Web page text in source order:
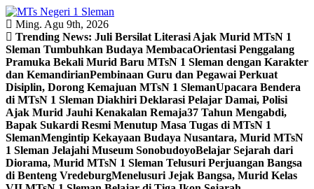
Skip
to
content
Ming. Agu 9th, 2026
Trending News: Juli Bersilat Literasi Ajak Murid MTsN 1
Sleman Tumbuhkan Budaya MembacaOrientasi Penggalang
Pramuka Bekali Murid Baru MTsN 1 Sleman dengan Karakter
dan KemandirianPembinaan Guru dan Pegawai Perkuat
Disiplin, Dorong Kemajuan MTsN 1 SlemanUpacara Bendera
di MTsN 1 Sleman Diakhiri Deklarasi Pelajar Damai, Polisi
Ajak Murid Jauhi Kenakalan Remaja37 Tahun Mengabdi,
Bapak Sukardi Resmi Menutup Masa Tugas di MTsN 1
SlemanMengintip Kekayaan Budaya Nusantara, Murid MTsN
1 Sleman Jelajahi Museum SonobudoyoBelajar Sejarah dari
Diorama, Murid MTsN 1 Sleman Telusuri Perjuangan Bangsa
di Benteng VredeburgMenelusuri Jejak Bangsa, Murid Kelas